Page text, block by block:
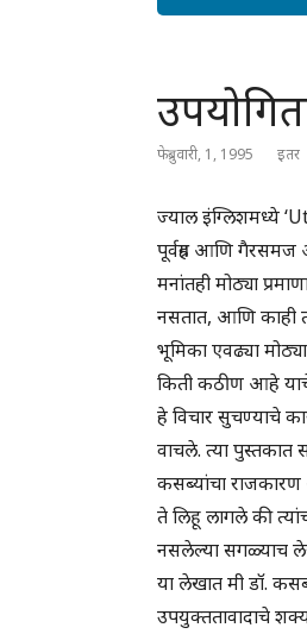
फेब्रुवारी, 1, 1995 इतर
ज्याल इंग्लिशमध्ये
पूर्वग्रह आणि
मनांतही मोठ्या
नसतात, आणि काही
भूमिका एवढ्या
किती कठीण आहे
हे विचार सुचण्याचे
वाचले. त्या पुस्तकात
कसब्यांचा राजकारण
ते लिहू लागले की
नसलेल्या सगळ्याच
या लेखात मी डॉ.
उपयुक्ततावादाचे